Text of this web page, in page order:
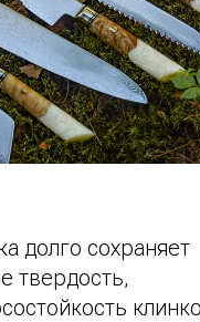
долго сохраняет
твердость,